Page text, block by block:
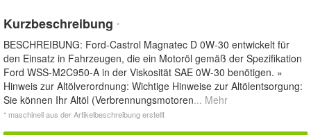
Kurzbeschreibung *
BESCHREIBUNG: Ford-Castrol Magnatec D 0W-30 entwickelt für
den Einsatz in Fahrzeugen, die ein Motoröl gemäß der Spezifikation
Ford WSS-M2C950-A in der Viskosität SAE 0W-30 benötigen. »
Hinweis zur Altölverordnung: Wichtige Hinweise zur Altölentsorgung:
Sie können Ihr Altöl (Verbrennungsmotoren... Mehr
* maschinell aus der Artikelbeschreibung erstellt